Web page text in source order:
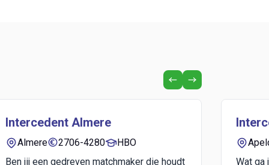
Intercedent Almere
Almere 2706-4280
HBO
Ben jij een gedreven matchmaker die houdt
Wat ga